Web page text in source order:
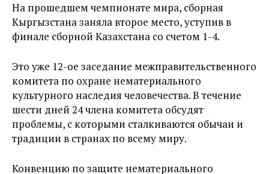
На прошедшем чемпионате мира, сборная
Кыргызстана заняла второе место, уступив в
финале сборной Казахстана со счетом 1-4.
Это уже 12-ое заседание межправительственного
комитета по охране нематериального
культурного наследия человечества. В течение
шести дней 24 члена комитета обсудят
проблемы, с которыми сталкиваются обычаи и
традиции в странах по всему миру.
Конвенцию по защите нематериального